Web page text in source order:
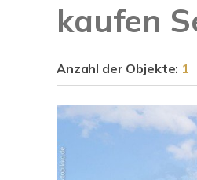
kaufen
Anzahl der Objekte: 1